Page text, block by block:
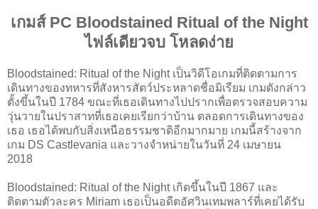
เกมส์ PC Bloodstained Ritual of the Night
ไฟล์เดียวจบ โหลดง่าย
Bloodstained: Ritual of the Night เป็นวิดีโอเกมที่ติดตามการ
เดินทางของทหารที่สังหารสัตว์ประหลาดชื่อมิเรียม เกมดังกล่าว
ตั้งขึ้นในปี 1784 ขณะที่เธอเดินทางไปปรากเพื่อตรวจสอบความ
วุ่นวายในปราสาทที่เธอเคยเรียกว่าบ้าน ตลอดการเดินทางของ
เธอ เธอได้พบกับสิ่งเหนือธรรมชาติอีกมากมาย เกมนี้สร้างจาก
เกม DS Castlevania และวางจำหน่ายในวันที่ 24 เมษายน
2018
Bloodstained: Ritual of the Night เกิดขึ้นในปี 1867 และ
ติดตามตัวละคร Miriam เธอเป็นอดีตอัศวินเทมพลาร์ที่เคยได้รับ